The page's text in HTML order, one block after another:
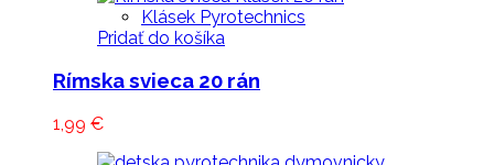
Klásek Pyrotechnics
Pridať do košíka
Rímska svieca 20 rán
1,99 €